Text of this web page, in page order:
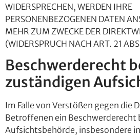
WIDERSPRECHEN, WERDEN IHRE
PERSONENBEZOGENEN DATEN
MEHR ZUM ZWECKE DER
(WIDERSPRUCH NACH ART. 21
Beschwerde­recht
zuständigen
Im Falle von Verstößen gegen die
Betroffenen ein Beschwerderecht
Aufsichtsbehörde, insbesondere